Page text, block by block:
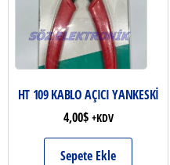
HT 109 KABLO AÇICI YANKESKİ
4,00$ +KDV
Sepete Ekle